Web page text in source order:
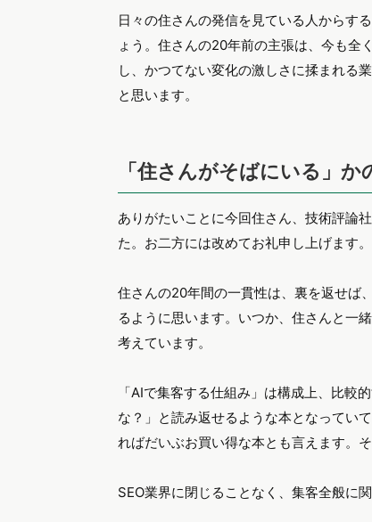
日々の住さんの発信を見ている人からす
ょう。住さんの20年前の主張は、今も全
し、かつてない変化の激しさに揉まれる
と思います。
「住さんがそばにいる」か
ありがたいことに今回住さん、技術評論
た。お二方には改めてお礼申し上げます。
住さんの20年間の一貫性は、裏を返せば
るように思います。いつか、住さんと一
考えています。
「AIで集客する仕組み」は構成上、比較
な？」と読み返せるような本となってい
ればだいぶお買い得な本とも言えます。
SEO業界に閉じることなく、集客全般に